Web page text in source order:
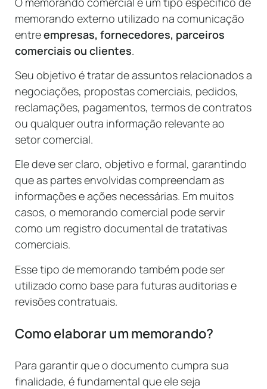
memorando externo utilizado na comunicação
entreempresas, fornecedores, parceiros
comerciais ou clientes.
Seu objetivo é tratar de assuntos relacionados a
negociações, propostas comerciais, pedidos,
reclamações, pagamentos, termos de contratos
ou qualquer outra informação relevante ao
setor comercial.
Ele deve ser claro, objetivo e formal, garantindo
que as partes envolvidas compreendam as
informações e ações necessárias. Em muitos
casos, o memorando comercial pode servir
como um registro documental de tratativas
comerciais.
Esse tipo de memorando também pode ser
utilizado como base para futuras auditorias e
revisões contratuais.
Como elaborar um memorando?
Para garantir que o documento cumpra sua
finalidade, é fundamental que ele seja